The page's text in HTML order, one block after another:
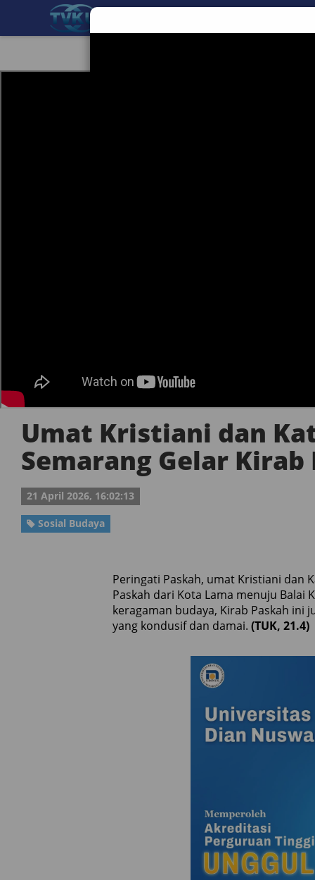
Umat Kristiani dan
Semarang Gelar Kirab
21 April 2026, 16:02:13
Sosial Budaya
Peringati Paskah, umat Kristiani dan
Paskah dari Kota Lama menuju Balai
keragaman budaya, Kirab Paskah ini
yang kondusif dan damai. (TUK, 21.4)